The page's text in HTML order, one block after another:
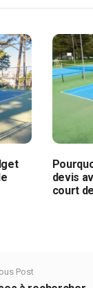
devis
court
Post